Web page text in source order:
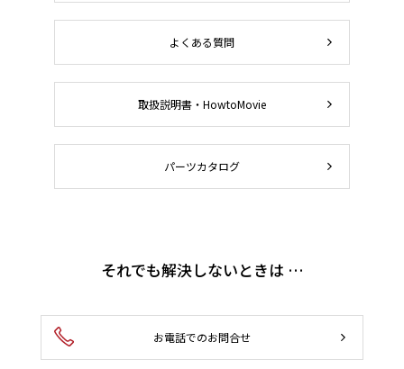
よくある質問
取扱説明書・HowtoMovie
パーツカタログ
それでも解決しないときは …
お電話でのお問合せ